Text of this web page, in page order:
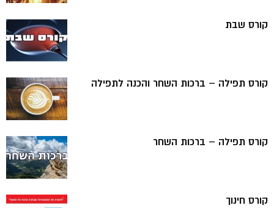
קורס שבת
קורס תפילה – ברכות השחר והכנה לתפילה
קורס תפילה – ברכות השחר
קורס חינוך